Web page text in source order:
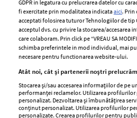
Contact
Abonamente
GSP
Unica
Baby
Viva
GDPR in legatura cu prelucrarea datelor cu
fi exercitate prin modalitatea indicataaici. Prin
acceptati folosirea tuturor Tehnologiilor de tip
acceptul dvs. cu privire la stocarea/accesarea
care colaboram. Prin click pe “VREAU SA
schimba preferintele in mod individual, mai
necesare pentru functionarea website-ului.
Atât noi, cât și partenerii noștri
Stocarea și/sau accesarea informațiilor de pe
performanței reclamelor. Utilizarea
personalizat. Dezvoltarea și îmbunătățirea
conținut personalizat. Utilizarea profilurilor
personalizate. Crearea profilurilor pentru